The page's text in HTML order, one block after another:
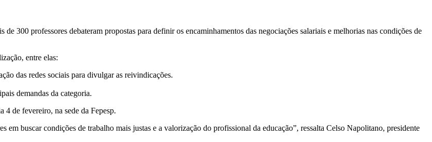
300 professores debateram propostas para definir os encaminhamentos das negociações salariais e melhorias nas condições de
entre elas:
das redes sociais para divulgar as reivindicações.
demandas da categoria.
4 de fevereiro, na sede da Fepesp.
buscar condições de trabalho mais justas e a valorização do profissional da educação”, ressalta Celso Napolitano, presidente